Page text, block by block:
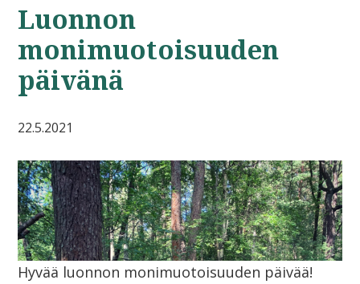
Luonnon
monimuotoisuuden
päivänä
22.5.2021
Hyvää luonnon monimuotoisuuden päivää!